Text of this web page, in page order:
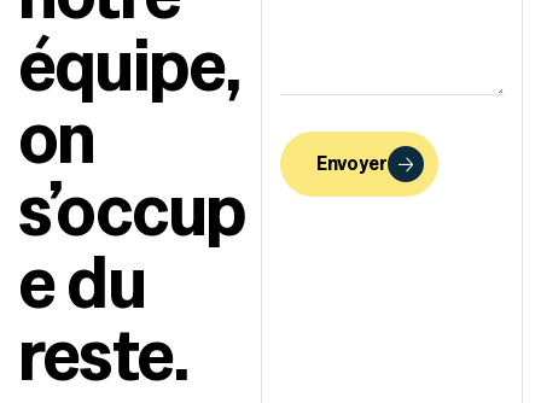
équipe,
on
s’occup
e du
reste.
Envoyer